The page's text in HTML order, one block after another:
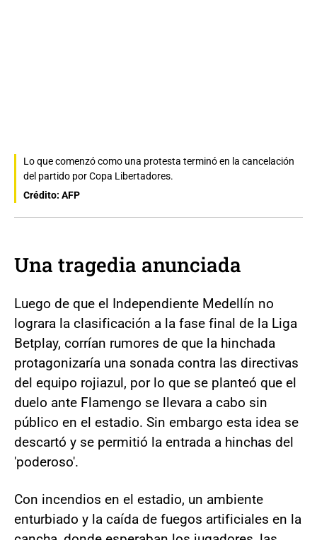
Lo que comenzó como una protesta terminó en la cancelación
del partido por Copa Libertadores.
Crédito: AFP
Una tragedia anunciada
Luego de que el Independiente Medellín no
lograra la clasificación a la fase final de la Liga
Betplay, corrían rumores de que la hinchada
protagonizaría una sonada contra las directivas
del equipo rojiazul, por lo que se planteó que el
duelo ante Flamengo se llevara a cabo sin
público en el estadio. Sin embargo esta idea se
descartó y se permitió la entrada a hinchas del
'poderoso'.
Con incendios en el estadio, un ambiente
enturbiado y la caída de fuegos artificiales en la